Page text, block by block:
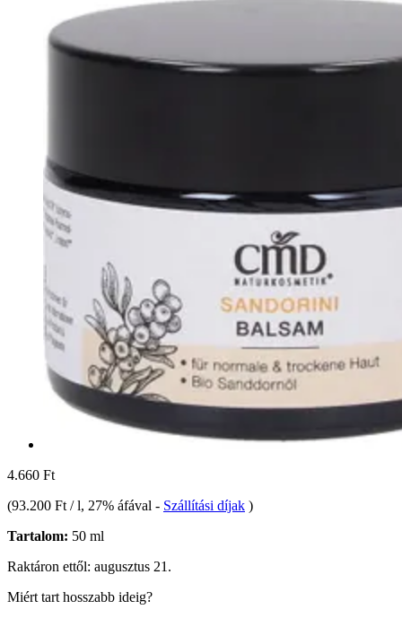
4.660 Ft
(93.200 Ft / l, 27% áfával - Szállítási díjak )
Tartalom: 50 ml
Raktáron ettől: augusztus 21.
Miért tart hosszabb ideig?